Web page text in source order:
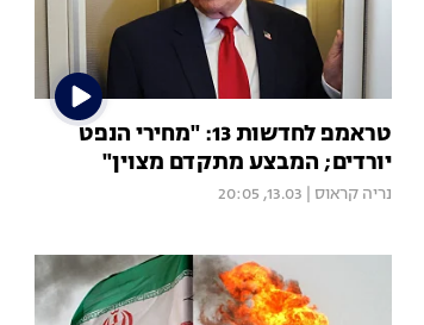
טראמפ לחדשות 13: "מחירי הנפט
יורדים; המבצע מתקדם מצוין"
נריה קראוס 13.03, 20:05